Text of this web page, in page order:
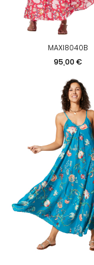
MAXI8040B
Prix
95,00 €